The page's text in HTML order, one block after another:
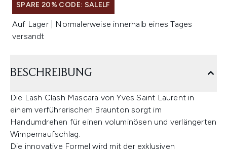
SPARE 20% CODE: SALELF
Auf Lager | Normalerweise innerhalb eines Tages
versandt
BESCHREIBUNG
Die Lash Clash Mascara von Yves Saint Laurent in
einem verführerischen Braunton sorgt im
Handumdrehen für einen voluminösen und verlängerten
Wimpernaufschlag.
Die innovative Formel wird mit der exklusiven